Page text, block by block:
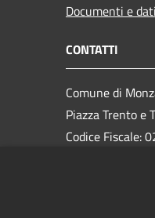
Documenti e dati
CONTATTI
Comune di
Piazza Trento e
Codice Fiscale: